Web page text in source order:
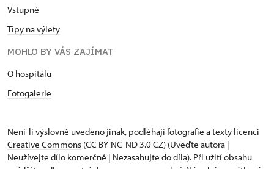
Vstupné
Tipy na výlety
MOHLO BY VÁS ZAJÍMAT
O hospitálu
Fotogalerie
Není-li výslovně uvedeno jinak, podléhají fotografie a texty licenci
Creative Commons (CC BY-NC-ND 3.0 CZ) (Uveďte autora |
Neužívejte dílo komerčně | Nezasahujte do díla). Při užití obsahu